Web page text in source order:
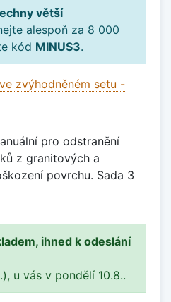
větší
alespoň za 8 000
kód MINUS3.
zvýhodněném setu -
pro odstranění
z granitových a
povrchu. Sada 3
ihned k odeslání
u vás v pondělí 10.8..